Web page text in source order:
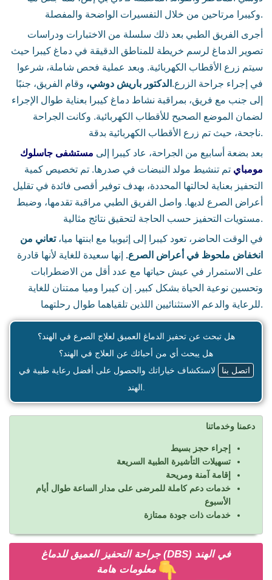
وكيبرا مرتاحين من خلال التفسيرات الواضحة والمفصلة.
أجرى الفريق الطبي بعد ذلك سلسلة من الاختبارات ودراسات
تصوير الدماغ لرسم خريطة للمناطق الدقيقة في دماغ كيبرا حيث
سيتم زرع الأقطاب الكهربائية. وبعد عملية فحص شاملة، شرعوا
في إجراء جراحة الزرع. الدكتور باريش دوشي، وقام الفريق، جنبًا
إلى جنب مع فريق، بمراقبة نشاط دماغ كيبرا بعناية طوال الإجراء
لضمان الموضع الصحيح للأقطاب الكهربائية. وكانت الجراحة
ناجحة، حيث تم زرع الأقطاب الكهربائية بدقة.
بعد بضعة أسابيع من الجراحة، عاد كيبرا إلى مستشفى جاسلوك
مومباي تم تنشيط مولد النبضات في صدرها. تم تخصيص كمية
التحفيز بعناية لحالتها المحددة، بهدف توفير أقصى فائدة في تقليل
أعراض الصرع لديها. واصل الفريق الطبي مراقبة تقدمها، وضبط
مستويات التحفيز حسب الحاجة لتحقيق نتائج مثالية.
في الوقت الحاضر، تعود كيبرا إلى إثيوبيا مع ابنتها ميا،تعاني من
انخفاض ملحوظ في أعراض الصرع. إنها سعيدة للغاية لأنها قادرة
على الاستمرار في عيش حياتها مع عدد أقل من الاضطرابات
وتحسين نوعية الحياة بشكل كبير. إن كيبرا وميا ممتنان للغاية
للرعاية والدعم الاستثنائيين اللذين تلقياهما طوال رحلتهما.
هل تبحث عن تحفيز الدماغ العميق لعلاج الصرع في الهند؟
هل يبحث أي من أحبائك عن العلاج في الهند؟
اتصل بنا
لاستكشاف خياراتك والحصول على أفضل رعاية طبية في
الهند.
دعمنا وخدماتنا
إجراء حجز بسيط
تسهيلات التأشيرة الطبية السريعة
إقامة آمنة ومريحة
خدمات دعم كاملة للمرضى على مدار الساعة طوال أيام
الأسبوع
خدمات ذات جودة ممتازة
جراحة التحفيز العميق للدماغ (DBS) في الهند
معلومات هامة